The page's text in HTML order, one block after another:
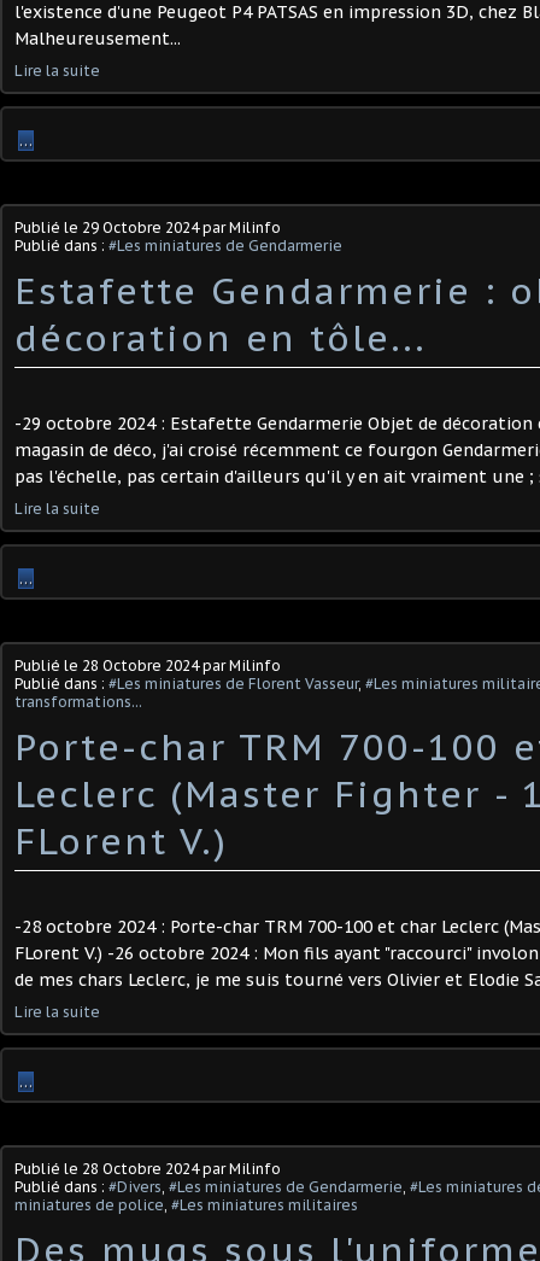
l'existence d'une Peugeot P4 PATSAS en impression 3D, chez
Malheureusement...
Lire la suite
…
Publié le 29 Octobre 2024par Milinfo
Publié dans : #Les miniatures de Gendarmerie
Estafette Gendarmerie :
décoration en tôle...
-29 octobre 2024 : Estafette Gendarmerie Objet de
magasin de déco, j'ai croisé récemment ce fourgon
pas l'échelle, pas certain d'ailleurs qu'il y en ait vraiment une ;
Lire la suite
…
Publié le 28 Octobre 2024par Milinfo
Publié dans : #Les miniatures de Florent Vasseur, #Les miniatures
transformations...
Porte-char TRM 700-100
Leclerc (Master Fighter -
FLorent V.)
-28 octobre 2024 : Porte-char TRM 700-100 et char Leclerc
FLorent V.) -26 octobre 2024 : Mon fils ayant "raccourci"
de mes chars Leclerc, je me suis tourné vers Olivier et Elodie
Lire la suite
…
Publié le 28 Octobre 2024par Milinfo
Publié dans : #Divers, #Les miniatures de Gendarmerie, #Les miniatures
miniatures de police, #Les miniatures militaires
Des mugs sous